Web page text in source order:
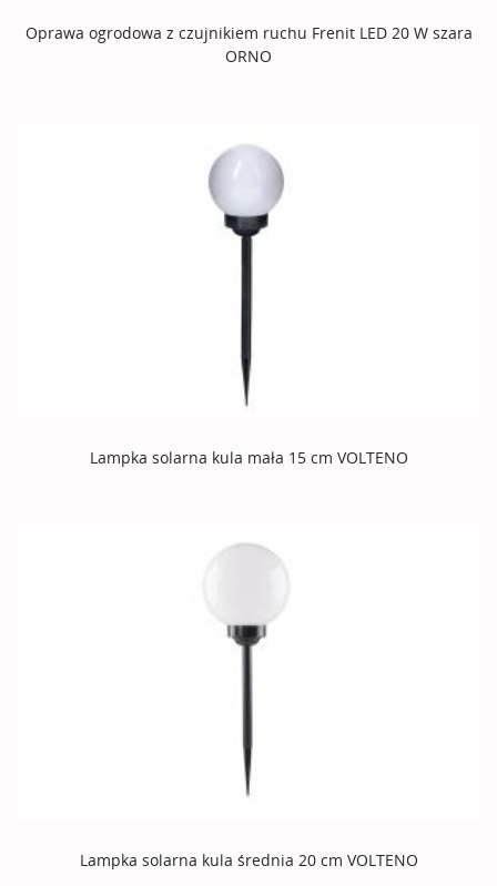
Oprawa ogrodowa z czujnikiem ruchu Frenit LED 20 W szara
ORNO
Lampka solarna kula mała 15 cm VOLTENO
Lampka solarna kula średnia 20 cm VOLTENO